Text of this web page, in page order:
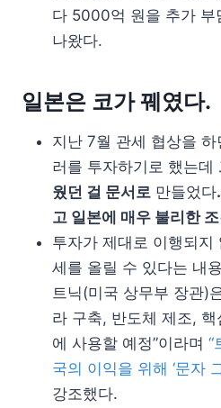
다 5000억 원을 추가 부
나왔다.
일본은 코가 꿰였다.
지난 7월 관세 협상을
러를 투자하기로 했는데
웠던 걸 문서로 만들었다
고 일본에 매우 불리한 조
투자가 제대로 이행되
세를 올릴 수 있다는 내
트닉(미국 상무부 장관)
라 구축, 반도체 제조,
에 사용할 예정”이라며 “
국의 이익을 위해 ‘문자
강조했다.